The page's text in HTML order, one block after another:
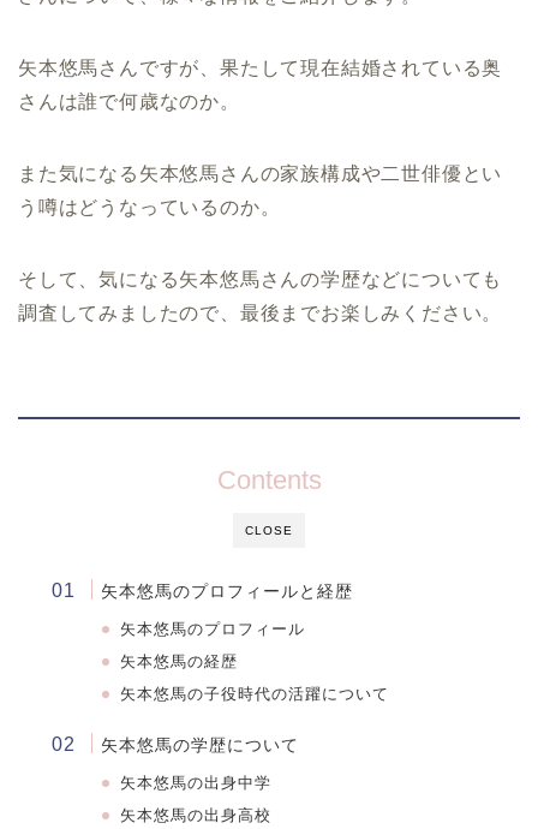
矢本悠馬さんですが、果たして現在結婚されている奥
さんは誰で何歳なのか。
また気になる矢本悠馬さんの家族構成や二世俳優とい
う噂はどうなっているのか。
そして、気になる矢本悠馬さんの学歴などについても
調査してみましたので、最後までお楽しみください。
CLOSE
Contents
矢本悠馬のプロフィールと経歴
矢本悠馬のプロフィール
矢本悠馬の経歴
矢本悠馬の子役時代の活躍について
矢本悠馬の学歴について
矢本悠馬の出身中学
矢本悠馬の出身高校